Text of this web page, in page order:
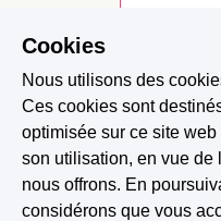
flora barla
Franchement il
bordel lol
0 J'aime
Cookies
Nous utilisons des
Ces cookies sont
optimisée sur ce site
son utilisation, en vue de
nous offrons. En
considérons que vous